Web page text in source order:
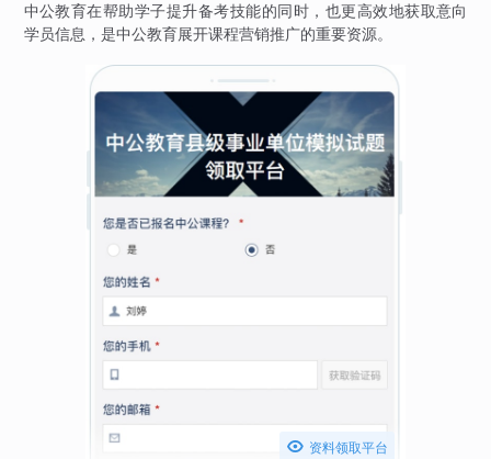
中公教育在帮助学子提升备考技能的同时，也更高效地获取意向
学员信息，是中公教育展开课程营销推广的重要资源。
 资料领取平台